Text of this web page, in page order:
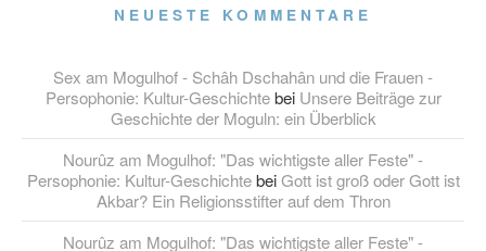
NEUESTE KOMMENTARE
Sex am Mogulhof - Schâh Dschahân und die Frauen -
Persophonie: Kultur-Geschichtebei Unsere Beiträge zur
Geschichte der Moguln: ein Überblick
Nourûz am Mogulhof: "Das wichtigste aller Feste" -
Persophonie: Kultur-GeschichtebeiGott ist groß oder Gott ist
Akbar? Ein Religionsstifter auf dem Thron
Nourûz am Mogulhof: "Das wichtigste aller Feste" -